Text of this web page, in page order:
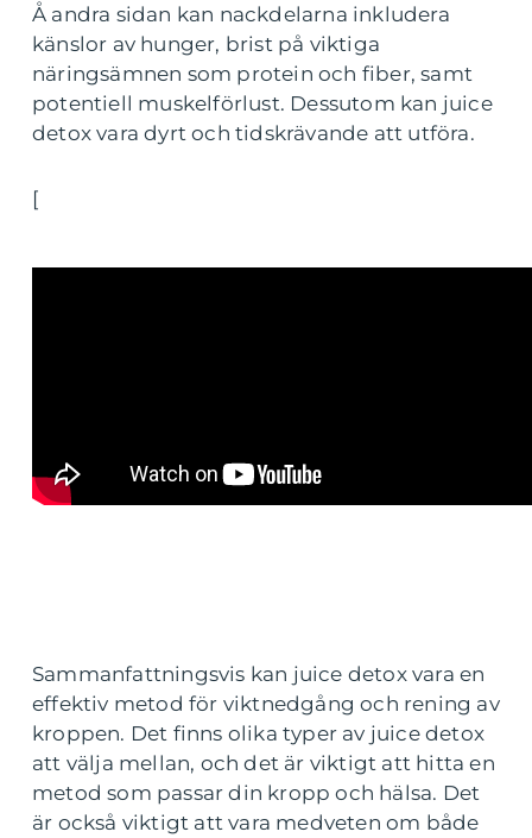
Å andra sidan kan nackdelarna inkludera
känslor av hunger, brist på viktiga
näringsämnen som protein och fiber, samt
potentiell muskelförlust. Dessutom kan juice
detox vara dyrt och tidskrävande att utföra.
[
Sammanfattningsvis kan juice detox vara en
effektiv metod för viktnedgång och rening av
kroppen. Det finns olika typer av juice detox
att välja mellan, och det är viktigt att hitta en
metod som passar din kropp och hälsa. Det
är också viktigt att vara medveten om både